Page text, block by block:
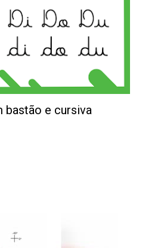
bastão e cursiva